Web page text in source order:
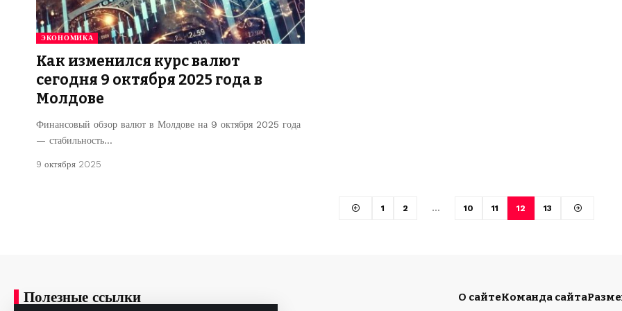
ЭКОНОМИКА
Как изменился курс валют
сегодня 9 октября 2025 года в
Молдове
Финансовый обзор валют в Молдове на 9 октября 2025 года
— стабильность…
9 октября 2025
1 2 … 10 11 12 13
Полезные ссылки О сайтеКоманда сайта